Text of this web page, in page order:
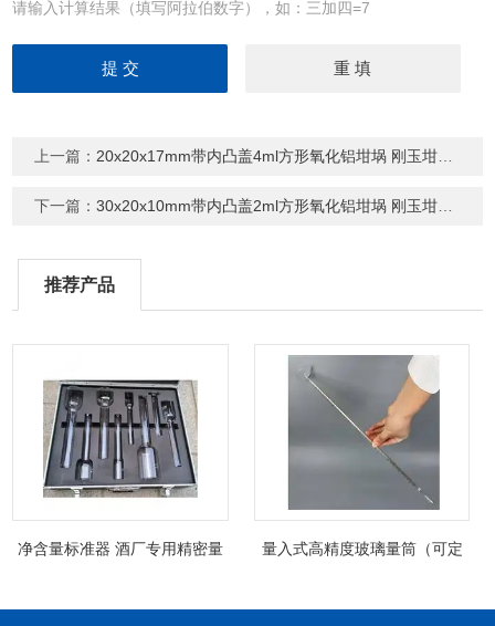
请输入计算结果（填写阿拉伯数字），如：三加四=7
上一篇： 20x20x17mm带内凸盖4ml方形氧化铝坩埚 刚玉坩埚 刚玉方舟 灰皿
下一篇：30x20x10mm带内凸盖2ml方形氧化铝坩埚 刚玉坩埚 刚玉方舟 灰皿
推荐产品
净含量标准器 酒厂专用精密量
量入式高精度玻璃量筒（可定